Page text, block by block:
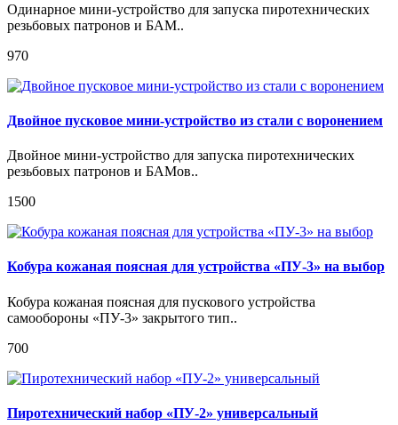
Одинарное мини-устройство для запуска пиротехнических
резьбовых патронов и БАМ..
970
Двойное пусковое мини-устройство из стали с воронением
Двойное мини-устройство для запуска пиротехнических
резьбовых патронов и БАМов..
1500
Кобура кожаная поясная для устройства «ПУ-3» на выбор
Кобура кожаная поясная для пускового устройства
самообороны «ПУ-3» закрытого тип..
700
Пиротехнический набор «ПУ-2» универсальный